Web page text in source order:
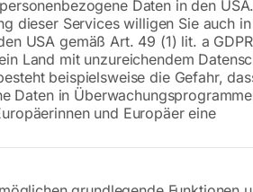
Tischplatte 1200×800 mm
Bohrung ø16
Gitter 50×50
Daten in den
dieser Services willigen Sie auch
USA gemäß Art. 49 (1) lit. a
Land mit unzureichendem
beispielsweise die Gefahr,
Daten in
und Europäer eine
für die eine Einwilligung erteilt